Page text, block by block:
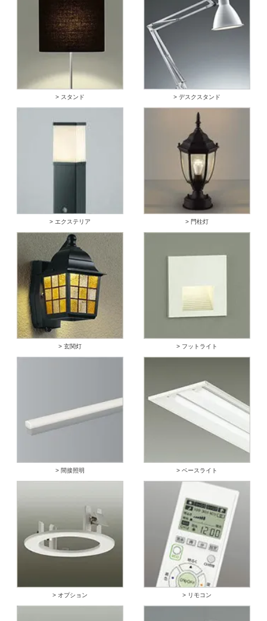
> スタンド > デスクスタンド
> エクステリア > 門柱灯
> 玄関灯 > フットライト
> 間接照明 > ベースライト
> オプション > リモコン